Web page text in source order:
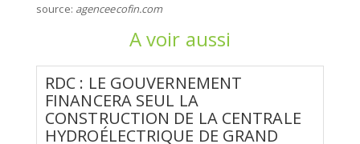
source: agenceecofin.com
A voir aussi
RDC : LE GOUVERNEMENT
FINANCERA SEUL LA
CONSTRUCTION DE LA CENTRALE
HYDROÉLECTRIQUE DE GRAND